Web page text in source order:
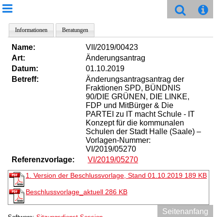
Informationen Beratungen
Name:
VII/2019/00423
Art:
Änderungsantrag
Datum:
01.10.2019
Betreff:
Änderungsantragsantrag der
Fraktionen SPD, BÜNDNIS
90/DIE GRÜNEN, DIE LINKE,
FDP und MitBürger & Die
PARTEI zu IT macht Schule - IT
Konzept für die kommunalen
Schulen der Stadt Halle (Saale) –
Vorlagen-Nummer:
VI/2019/05270
Referenzvorlage:
VI/2019/05270
1. Version der Beschlussvorlage, Stand 01.10.2019 189 KB
Beschlussvorlage_aktuell 286 KB
Seitenanfang